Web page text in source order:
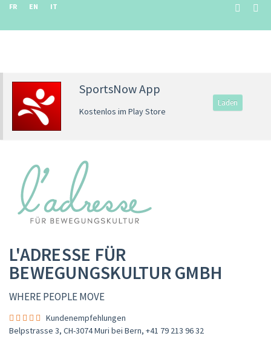
FR EN IT
SportsNow App
Kostenlos im Play Store
Laden
L'ADRESSE FÜR
BEWEGUNGSKULTUR GMBH
WHERE PEOPLE MOVE
Kundenempfehlungen
Belpstrasse 3, CH-3074 Muri bei Bern, +41 79 213 96 32